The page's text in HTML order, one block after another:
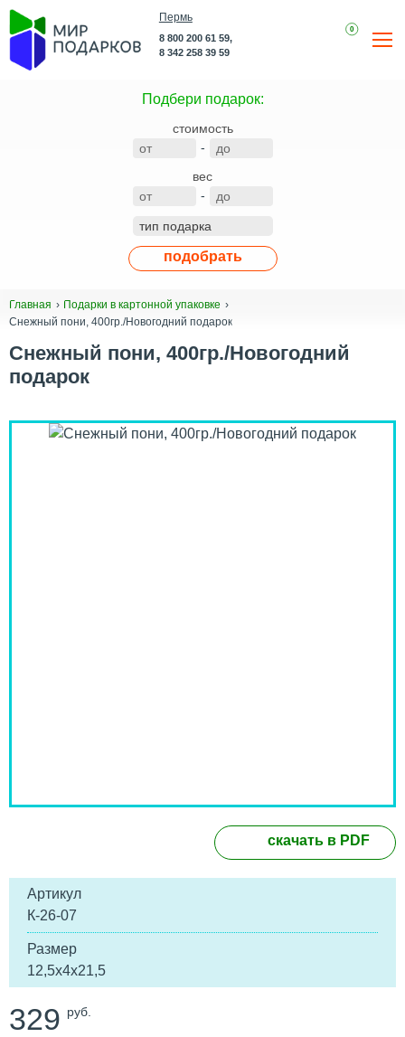
0
Пермь
8 800 200 61 59,
8 342 258 39 59
Подбери подарок:
стоимость
-
вес
-
подобрать
Главная
Подарки в картонной упаковке
Снежный пони, 400гр./Новогодний подарок
Снежный пони, 400гр./Новогодний
подарок
скачать в PDF
Артикул
К-26-07
Размер
12,5х4х21,5
329 руб.